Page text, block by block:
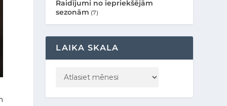
Raidījumi no iepriekšējām
sezonām (7)
LAIKA SKALA